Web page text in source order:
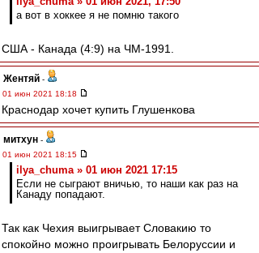
а вот в хоккее я не помню такого
США - Канада (4:9) на ЧМ-1991.
Жентяй -
01 июн 2021 18:18
Краснодар хочет купить Глушенкова
митхун -
01 июн 2021 18:15
ilya_chuma » 01 июн 2021 17:15
Если не сыграют вничью, то наши как раз на
Канаду попадают.
Так как Чехия выигрывает Словакию то
спокойно можно проигрывать Белоруссии и